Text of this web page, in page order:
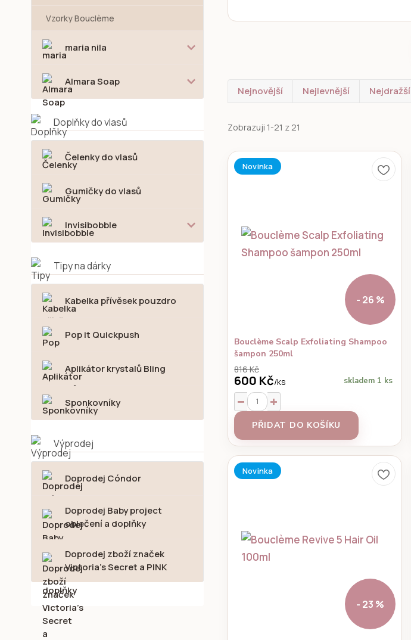
Vzorky Bouclème
maria nila
Almara Soap
Doplňky do vlasů
Čelenky do vlasů
Gumičky do vlasů
Invisibobble
Tipy na dárky
Kabelka přívěsek pouzdro
Pop it Quickpush
Aplikátor krystalů Bling
Sponkovníky
Výprodej
Doprodej Cóndor
Doprodej Baby project
oblečení a doplňky
Doprodej zboží značek
Victoria's Secret a PINK
Nejnovější Nejlevnější Nejdražší
Zobrazuji 1-21 z 21
Novinka
- 26 %
Bouclème Scalp Exfoliating Shampoo
šampon 250ml
816 Kč
600 Kč/ks skladem 1 ks
PŘIDAT DO KOŠÍKU
Novinka
- 23 %